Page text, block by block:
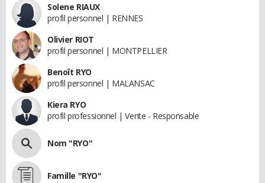
Solene RIAUX
profil personnel | RENNES
Olivier RIOT
profil personnel | MONTPELLIER
Benoît RYO
profil personnel | MALANSAC
Kiera RYO
profil professionnel | Vente - Responsable
Nom "RYO"
Famille "RYO"